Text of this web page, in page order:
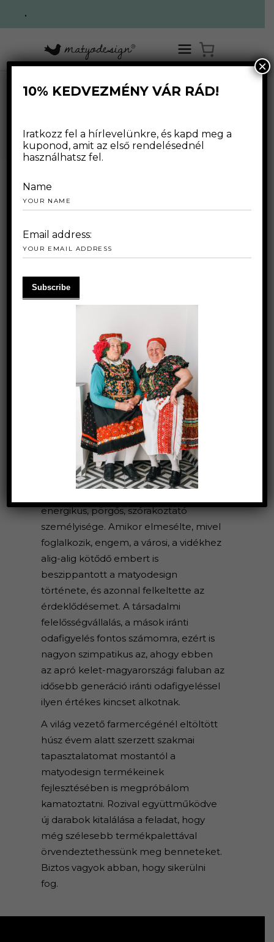
.
BABÓ ZSOLT
Néhány évvel ezelőtt ismerkedtem
meg Rozival egy közös barátunkon
energikus, pörgős, szórakoztató
személyisége. Amikor elmesélte, mivel
foglalkozik, engem, a városi, a vidékhez
alig-alig kötődő embert is
beszippantott a matyodesign
története, és azonnal felkeltette az
érdeklődésemet. A társadalmi
felelősségvállalás, a mások iránti
odafigyelés fontos számomra, ezért is
nagyon szimpatikus az, ahogy ebben
az apró kelet-magyarországi faluban az
idősebb generáció iránti odafigyeléssel
ilyen értékes kincset alkotnak.
A világ vezető farmercégénél eltöltött
húsz évem alatt szerzett szakmai
tapasztalatomat mostantól a
matyodesign termékeinek
fejlesztésében is megpróbálom
kamatoztatni. Rozival együttműködve
új darabok kitalálása a feladat, hogy
még szélesebb termékpalettával
örvendeztethessünk meg benneteket.
Biztos vagyok abban, hogy sikerülni
fog.
10% KEDVEZMÉNY VÁR RÁD!
Iratkozz fel a hírlevelünkre, és kapd meg a
kuponod, amit az első rendelésednél
használhatsz fel.
Name
Email address:
×